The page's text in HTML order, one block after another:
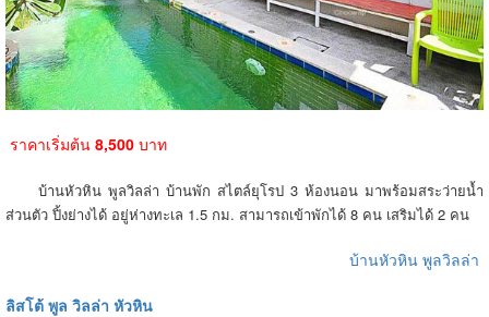
ราคาเริ่มต้น 8,500 บาท
บ้านหัวหิน พูลวิลล่า บ้านพัก สไตล์ยุโรป 3 ห้องนอน มาพร้อมสระว่ายน้ำ
ส่วนตัว ปิ้งย่างได้ อยู่ห่างทะเล 1.5 กม. สามารถเข้าพักได้ 8 คน เสริมได้ 2 คน
บ้านหัวหิน พูลวิลล่า
ลิสโต้ พูล วิลล่า หัวหิน